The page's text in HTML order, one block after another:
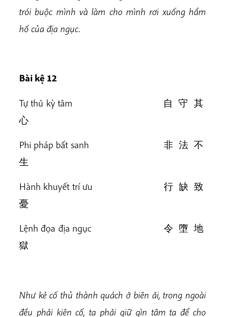
trói buộc mình và làm cho mình rơi xuống hầm
hố của địa ngục.
Bài kệ 12
Tự thủ kỳ tâm 自 守 其
心
Phi pháp bất sanh 非 法 不
生
Hành khuyết trí ưu 行 缺 致
憂
Lệnh đọa địa ngục 令 墮 地
獄
Như kẻ cố thủ thành quách ở biên ải, trong ngoài
đều phải kiên cố, ta phải giữ gìn tâm ta để cho